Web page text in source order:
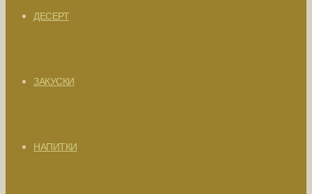
ДЕСЕРТ
ЗАКУСКИ
НАПИТКИ